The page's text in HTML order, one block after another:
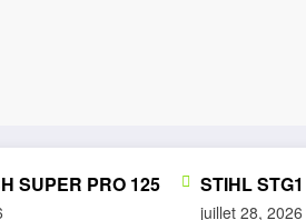
PRO 125 STIHL STG1
juillet 28, 2026